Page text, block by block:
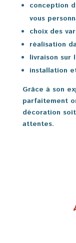
conception
vous
choix des
réalisation
livraison sur
installation
Grâce à son
parfaitement
décoration
attentes.